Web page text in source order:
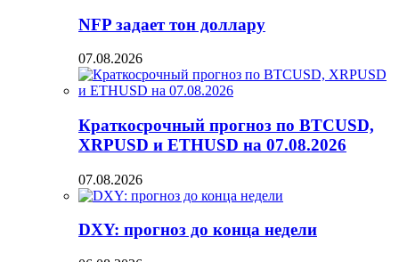
NFP задает тон доллару
07.08.2026
Краткосрочный прогноз по BTCUSD,
XRPUSD и ETHUSD на 07.08.2026
07.08.2026
DXY: прогноз до конца недели